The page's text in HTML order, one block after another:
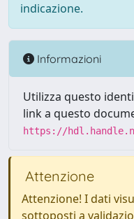
indicazione.
Informazioni
Utilizza questo
link a questo
https://
Attenzione
Attenzione! I dati
sottoposti a